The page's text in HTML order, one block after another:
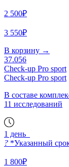
2 500₽
3 550₽
В корзину →
37.056
Check-up Pro sport
Check-up Pro sport
В составе
11 исследований
1 день
? *Указанный
1 800₽